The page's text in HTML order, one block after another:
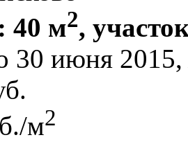
40 м2,
30 июня
м2